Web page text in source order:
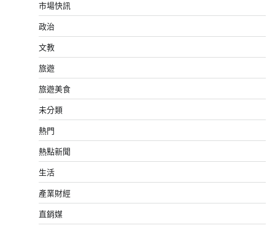
市場快訊
政治
文教
旅遊
旅遊美食
未分類
熱門
熱點新聞
生活
產業財經
直銷媒